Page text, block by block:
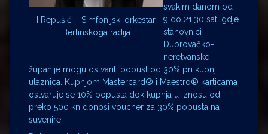
I Repušić – Simfonijski orkestar
Berlinskoga radija
svakim danom od
9 do 21.30 sati gdje
stanovnici
Dubrovačko-
neretvanske
županije mogu ostvariti popust od 30% pri kupnji
ulaznica. Kupnjom Mastercard® i Maestro® karticama
ostvaruje se 10% popusta dok kupnja u iznosu od
preko 500 kn donosi voucher za 30% popusta na
suvenire.